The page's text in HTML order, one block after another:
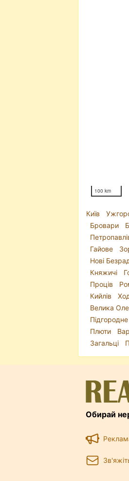
100 km
Київ
Бровари
Гайове
Нові
Княжичі
Проців
Кийлів
Велика
Підгородне
Плюти
Загальці
Обирай